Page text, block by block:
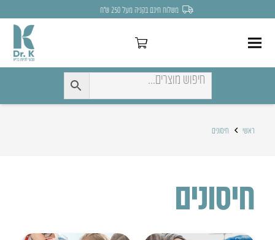
משלוח חינם בקניה מעל 250 ש״ח
ראשי חיסונים
חיסונים